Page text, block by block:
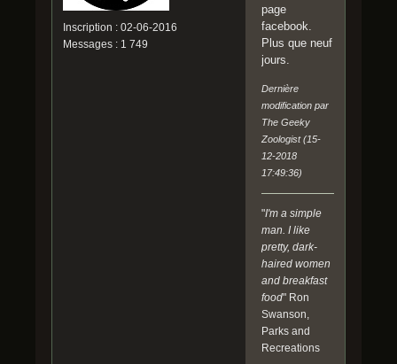
j
u
s
c
a
m
é
o
g
e
n
r
Inscription : 02-06-2016
Messages : 1 749
page
facebook.
Plus que neuf
jours.
Dernière
modification par
The Geeky
Zoologist (15-
12-2018
17:49:36)
"I'm a simple
man. I like
pretty, dark-
haired women
and breakfast
food" Ron
Swanson,
Parks and
Recreations